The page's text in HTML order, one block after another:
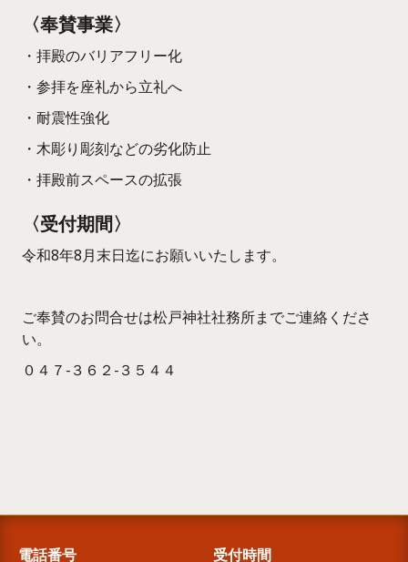
〈奉賛事業〉
・拝殿のバリアフリー化
・参拝を座礼から立礼へ
・耐震性強化
・木彫り彫刻などの劣化防止
・拝殿前スペースの拡張
〈受付期間〉
‍令和8年8月末日迄にお願いいたします。
ご奉賛のお問合せは松戸神社社務所までご連絡くださ
い。
０４７−３６２−３５４４